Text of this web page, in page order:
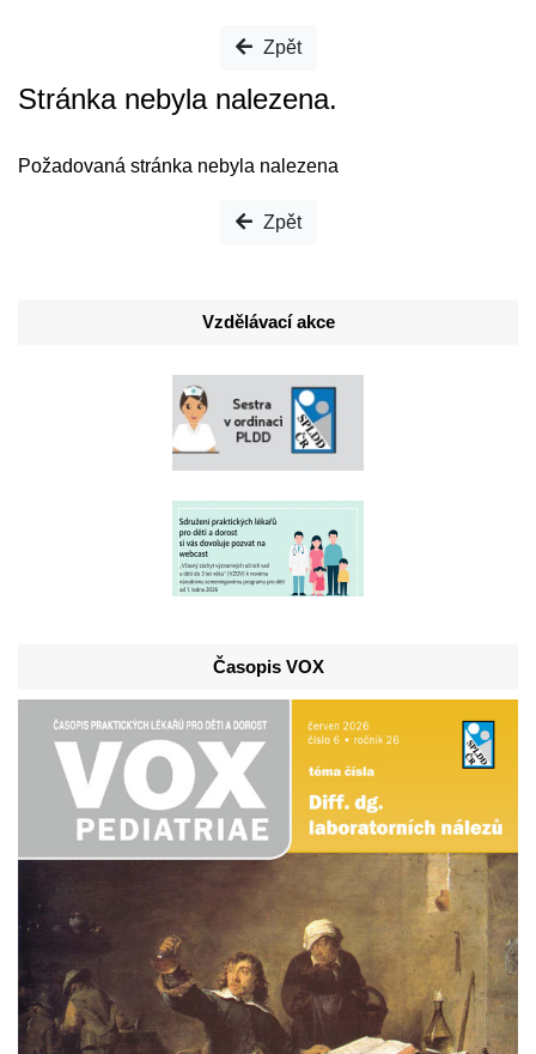
Zpět
Stránka nebyla nalezena.
Požadovaná stránka nebyla nalezena
Zpět
Vzdělávací akce
Časopis VOX